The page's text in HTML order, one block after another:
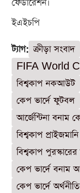
ফেডারেশন।
ইএইচপি
ট্যাগ: ক্রীড়া সংবাদ
FIFA World
বিশ্বকাপ নকআউট
কেপ ভার্দে ফুটবল
আর্জেন্টিনা বনাম
বিশ্বকাপ প্রাইজমানি
বিশ্বকাপ
কেপ ভার্দে বনাম
কেপ ভার্দে অর্থনীতি